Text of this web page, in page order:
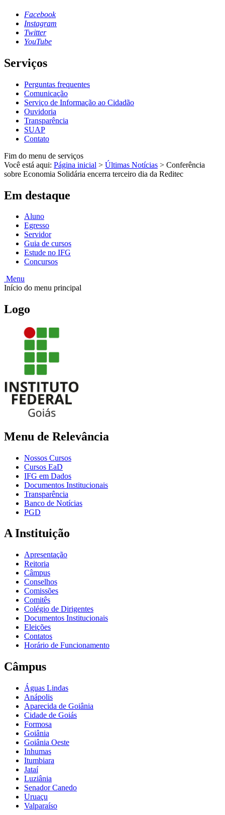
Facebook
Instagram
Twitter
YouTube
Serviços
Perguntas frequentes
Comunicação
Serviço de Informação ao Cidadão
Ouvidoria
Transparência
SUAP
Contato
Fim do menu de serviços
Você está aqui: Página inicial > Últimas Notícias > Conferência
sobre Economia Solidária encerra terceiro dia da Reditec
Em destaque
Aluno
Egresso
Servidor
Guia de cursos
Estude no IFG
Concursos
Menu
Início do menu principal
Logo
Menu de Relevância
Nossos Cursos
Cursos EaD
IFG em Dados
Documentos Institucionais
Transparência
Banco de Notícias
PGD
A Instituição
Apresentação
Reitoria
Câmpus
Conselhos
Comissões
Comitês
Colégio de Dirigentes
Documentos Institucionais
Eleições
Contatos
Horário de Funcionamento
Câmpus
Águas Lindas
Anápolis
Aparecida de Goiânia
Cidade de Goiás
Formosa
Goiânia
Goiânia Oeste
Inhumas
Itumbiara
Jataí
Luziânia
Senador Canedo
Uruaçu
Valparaíso